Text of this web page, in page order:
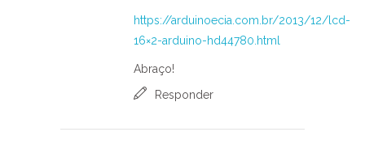
https://arduinoecia.com.br/2013/12/lcd-
16×2-arduino-hd44780.html
Abraço!
Responder